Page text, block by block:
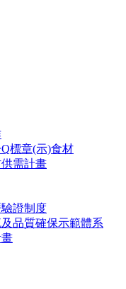
標章(示)食材
需計畫
證制度
品質確保示範體系